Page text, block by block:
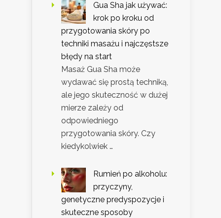
Gua Sha jak używać:
krok po kroku od
przygotowania skóry po
techniki masażu i najczęstsze
błędy na start
Masaż Gua Sha może
wydawać się prostą techniką,
ale jego skuteczność w dużej
mierze zależy od
odpowiedniego
przygotowania skóry. Czy
kiedykolwiek …
Rumień po alkoholu:
przyczyny,
genetyczne predyspozycje i
skuteczne sposoby